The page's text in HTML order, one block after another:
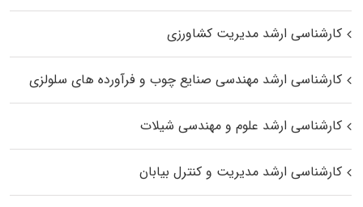
کارشناسی ارشد مدیریت کشاورزی
کارشناسی ارشد مهندسی صنایع چوب و فرآورده‌ های سلولزی
کارشناسی ارشد علوم و مهندسی شیلات
کارشناسی ارشد مدیریت و کنترل بیابان